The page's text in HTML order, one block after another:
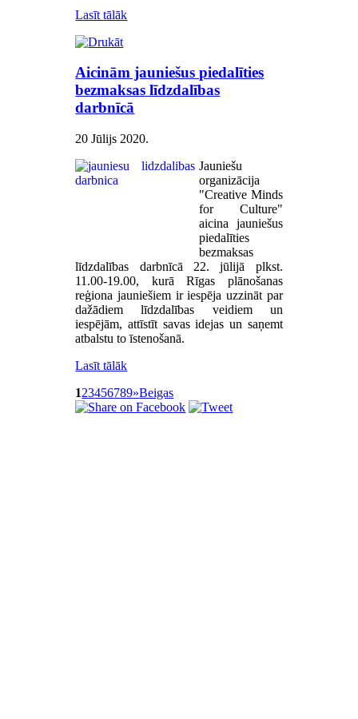
Lasīt tālāk
Aicinām jauniešus piedalīties
bezmaksas līdzdalības
darbnīcā
20 Jūlijs 2020.
Jauniešu
organizācija
"Creative Minds
for Culture"
aicina jauniešus
piedalīties
bezmaksas
līdzdalības darbnīcā 22. jūlijā plkst.
11.00-19.00, kurā Rīgas plānošanas
reģiona jauniešiem ir iespēja uzzināt par
dažādiem līdzdalības veidiem un
iespējām, attīstīt savas idejas un saņemt
atbalstu to īstenošanā.
Lasīt tālāk
123456789»Beigas